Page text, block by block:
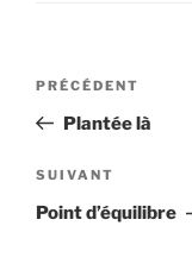
Navigation
l’article
Article
précédent
PRÉCÉDENT
Plantée là
Article
suivant
SUIVANT
Point d’équilibre